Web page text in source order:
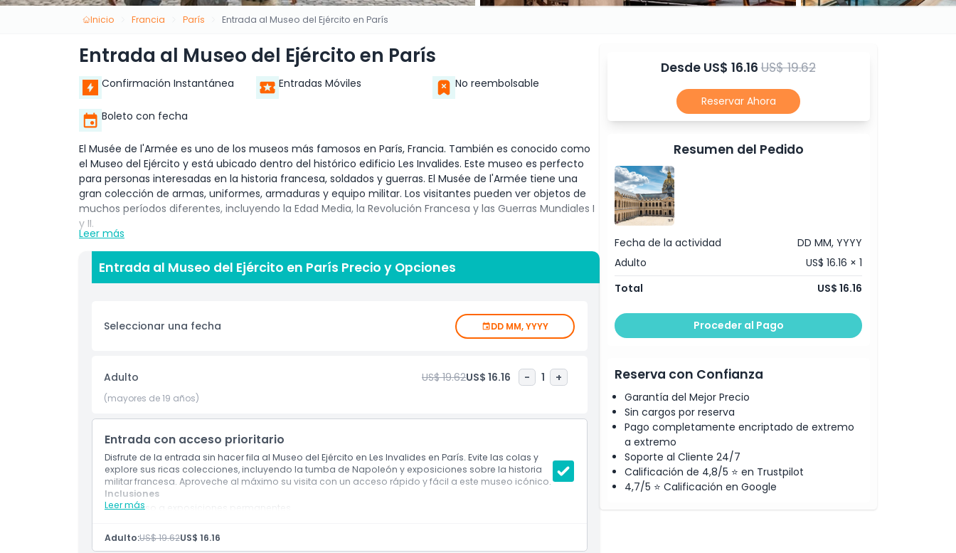
Inicio Francia París Entrada al Museo del Ejército en París
Entrada al Museo del Ejército en París
Confirmación Instantánea Entradas Móviles No reembolsable
Boleto con fecha
El Musée de l'Armée es uno de los museos más famosos en París, Francia. También es conocido como
el Museo del Ejército y está ubicado dentro del histórico edificio Les Invalides. Este museo es perfecto
para personas interesadas en la historia francesa, soldados y guerras. El Musée de l'Armée tiene una
gran colección de armas, uniformes, armaduras y equipo militar. Los visitantes pueden ver objetos de
muchos períodos diferentes, incluyendo la Edad Media, la Revolución Francesa y las Guerras Mundiales I
y II.
Uno de los principales atractivos del Musée de l'Armée es la tumba de Napoleón Bonaparte, el famoso
emperador francés. Muchas personas visitan el museo solo para ver su hermoso lugar de descanso. El
museo es muy grande, por lo que los visitantes pueden pasar horas caminando y aprendiendo sobre el
El Musée de l'Armée es un gran lugar para familias, estudiantes y turistas que desean comprender la
París. Si quieres aprender más sobre héroes franceses, armas antiguas y eventos importantes en la
historia, el Musée de l'Armée es el mejor museo para visitar. Asegúrate de incluir el Musée de l'Armée en
tus planes de viaje por París para una experiencia educativa inteligente y divertida.
Aspectos Destacados
Inclusiones
Leer más
Entrada al Museo del Ejército en París Precio y Opciones
Seleccionar una fecha DD MM, YYYY
Adulto US$ 19.62US$ 16.16 - 1 +
(mayores de 19 años)
Entrada con acceso prioritario
Disfrute de la entrada sin hacer fila al Museo del Ejército en Les Invalides en París. Evite las colas y
explore sus ricas colecciones, incluyendo la tumba de Napoleón y exposiciones sobre la historia
militar francesa. Aproveche al máximo su visita con un acceso rápido y fácil a este museo icónico.
Leer más
Inclusiones
Acceso a exposiciones permanentes
Acceso al museo de Plans-reliefs
Acceso al Museo de la Orden de la Liberación
Adulto:US$ 19.62US$ 16.16
Desde US$ 16.16US$ 19.62
Reservar Ahora
Resumen del Pedido
Fecha de la actividad
DD MM, YYYY
Adulto
US$ 16.16 × 1
Total
US$ 16.16
Proceder al Pago
Reserva con Confianza
Garantía del Mejor Precio
Sin cargos por reserva
Pago completamente encriptado de extremo
a extremo
Soporte al Cliente 24/7
Calificación de 4,8/5 ⭐ en Trustpilot
4,7/5 ⭐ Calificación en Google